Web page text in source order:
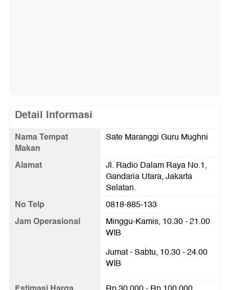
Detail Informasi
Nama Tempat
Makan
Sate Maranggi Guru Mughni
Alamat
Jl. Radio Dalam Raya No.1,
Gandaria Utara, Jakarta
Selatan.
No Telp 0818-885-133
Jam Operasional
Minggu-Kamis, 10.30 - 21.00
WIB
Jumat - Sabtu, 10.30 - 24.00
WIB